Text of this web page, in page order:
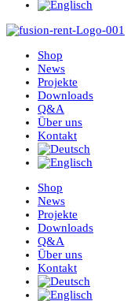
Shop
News
Projekte
Downloads
Q&A
Über uns
Kontakt
Shop
News
Projekte
Downloads
Q&A
Über uns
Kontakt